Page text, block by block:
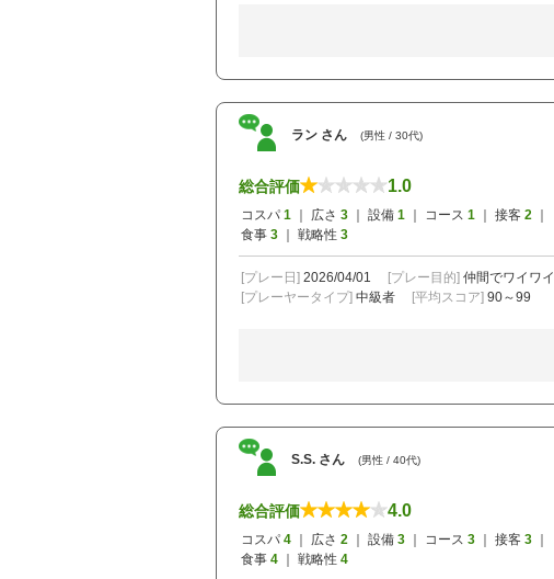
ラン さん (男性 / 30代)
総合評価 1.0
コスパ 1 ｜ 広さ 3 ｜ 設備 1 ｜ コース 1 ｜ 接客 2
食事 3 ｜ 戦略性 3
[プレー日] 2026/04/01 [プレー目的] 仲間でワイワイ
[プレーヤータイプ] 中級者 [平均スコア] 90～99
S.S. さん (男性 / 40代)
総合評価 4.0
コスパ 4 ｜ 広さ 2 ｜ 設備 3 ｜ コース 3 ｜ 接客 3
食事 4 ｜ 戦略性 4